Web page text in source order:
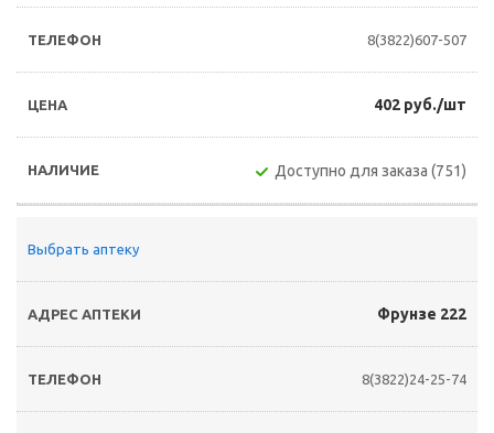
8(3822)607-507
402 руб./шт
Доступно для заказа (751)
Выбрать аптеку
Фрунзе 222
8(3822)24-25-74